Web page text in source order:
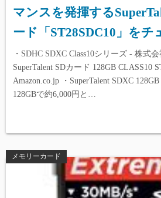
マンスを発揮する
ード「ST28SDC10」をチ
・SDHC SDXC Class10シリーズ - 株式
SuperTalent SDカード 128GB CLASS10
Amazon.co.jp ・SuperTalent SDXC
128GBで約6,000円と…
メモリーカード